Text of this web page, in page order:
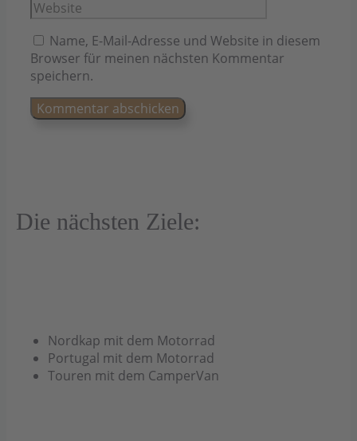
Name, E-Mail-Adresse und Website in diesem
Browser für meinen nächsten Kommentar
speichern.
Die nächsten Ziele:
Nordkap mit dem Motorrad
Portugal mit dem Motorrad
Touren mit dem CamperVan